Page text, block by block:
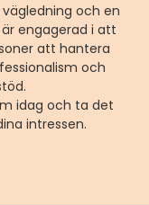
och en
engagerad i att
att hantera
och
idag och ta det
intressen.